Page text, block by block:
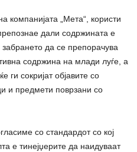
компанијата „Мета“, користи
дали содржината е
да се препорачува
содржина на млади луѓе, а
ги сокријат објавите со
и предмети поврзани со
со стандардот со кој
е тинејџерите да наидуваат